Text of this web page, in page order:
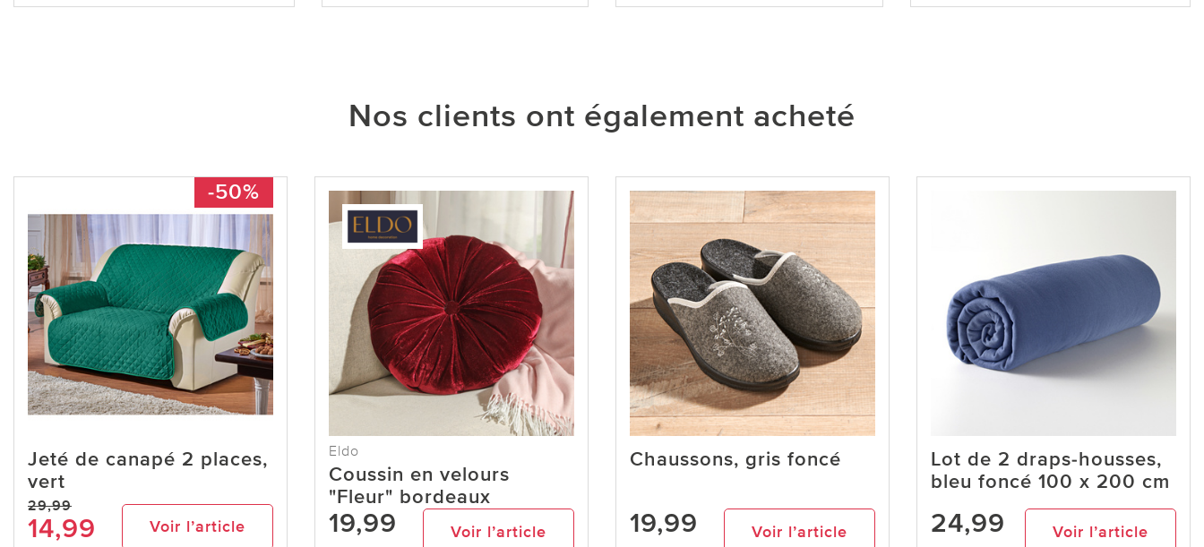
Nos clients ont également acheté
-50%
Jeté de canapé 2 places,
vert
29,99
14,99 Voir l’article
Eldo
Coussin en velours
"Fleur" bordeaux
19,99 Voir l’article
Chaussons, gris foncé
19,99 Voir l’article
Lot de 2 draps-housses,
bleu foncé 100 x 200 cm
24,99 Voir l’article